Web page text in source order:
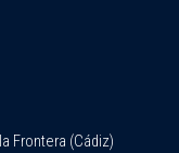
Frontera (Cádiz)